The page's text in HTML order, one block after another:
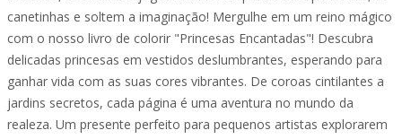
canetinhas e soltem a imaginação! Mergulhe em um reino mágico
com o nosso livro de colorir "Princesas Encantadas"! Descubra
delicadas princesas em vestidos deslumbrantes, esperando para
ganhar vida com as suas cores vibrantes. De coroas cintilantes a
jardins secretos, cada página é uma aventura no mundo da
realeza. Um presente perfeito para pequenos artistas explorarem